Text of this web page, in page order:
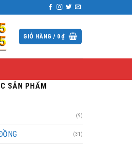
GIỎ HÀNG / 0₫
SẢN PHẨM
(9)
(31)